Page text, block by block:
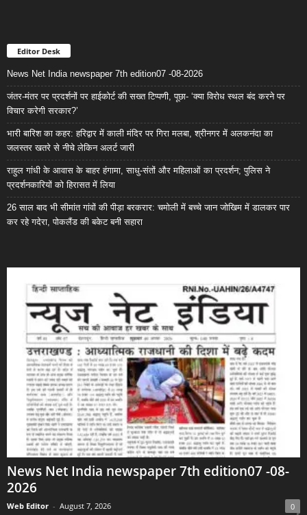
Editor Desk
News Net India newspaper 7th edition07 -08-2026
जंतर-मंतर पर प्रदर्शनों पर हाईकोर्ट की सख्त टिप्पणी, पूछा- ‘क्या विरोध स्थल बंद करने पर
विचार करेगी सरकार?’
भारी बारिश का कहर: हरिद्वार में काली मंदिर पर गिरा मलबा, श्रीनगर में अलकनंदा का
जलस्तर खतरे से नीचे लेकिन अलर्ट जारी
राहुल गांधी के आवास के बाहर हंगामा, साधु-संतों और महिलाओं का प्रदर्शन; पुलिस ने
प्रदर्शनकारियों को हिरासत में लिया
26 साल बाद भी सीमांत गांवों की पीड़ा बरकरार: चमोली में बच्चे जान जोखिम में डालकर पार
कर रहे गदेरा, पोकलैंड की बकेट बनी सहारा
News Net India newspaper 7th edition07 -08-
2026
Web Editor - August 7, 2026 0